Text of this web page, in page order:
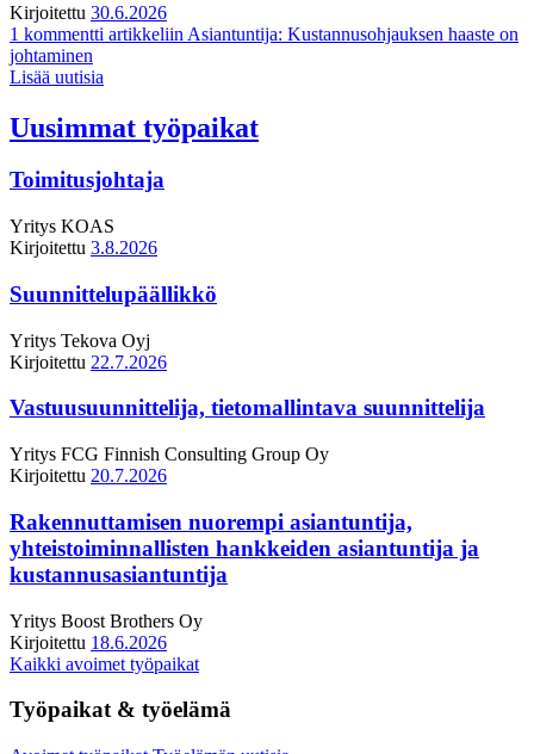
Kirjoitettu 30.6.2026
1 kommentti artikkeliin Asiantuntija: Kustannusohjauksen haaste on
johtaminen
Lisää uutisia
Uusimmat työpaikat
Toimitusjohtaja
Yritys KOAS
Kirjoitettu 3.8.2026
Suunnittelupäällikkö
Yritys Tekova Oyj
Kirjoitettu 22.7.2026
Vastuusuunnittelija, tietomallintava suunnittelija
Yritys FCG Finnish Consulting Group Oy
Kirjoitettu 20.7.2026
Rakennuttamisen nuorempi asiantuntija,
yhteistoiminnallisten hankkeiden asiantuntija ja
kustannusasiantuntija
Yritys Boost Brothers Oy
Kirjoitettu 18.6.2026
Kaikki avoimet työpaikat
Työpaikat & työelämä